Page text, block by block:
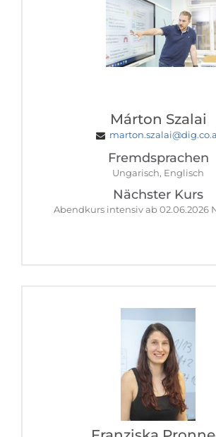
Márton Szalai
Fremdsprachen
Ungarisch, Englisch
Nächster Kurs
Abendkurs intensiv ab 02.06.2026